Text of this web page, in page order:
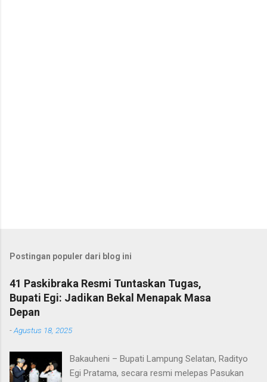
Postingan populer dari blog ini
41 Paskibraka Resmi Tuntaskan Tugas,
Bupati Egi: Jadikan Bekal Menapak Masa
Depan
-Agustus 18, 2025
Bakauheni – Bupati Lampung Selatan, Radityo
Egi Pratama, secara resmi melepas Pasukan